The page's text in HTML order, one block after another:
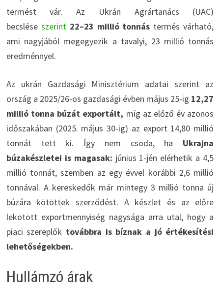
termést vár. Az Ukrán Agrártanács (UAC)
becslése szerint 22–23 millió tonnás termés várható,
ami nagyjából megegyezik a tavalyi, 23 millió tonnás
eredménnyel.
Az ukrán Gazdasági Minisztérium adatai szerint az
ország a 2025/26-os gazdasági évben május 25-ig 12,27
millió tonna búzát exportált, míg az előző év azonos
időszakában (2025. május 30-ig) az export 14,80 millió
tonnát tett ki. Így nem csoda, ha Ukrajna
búzakészletei is magasak: június 1-jén elérhetik a 4,5
millió tonnát, szemben az egy évvel korábbi 2,6 millió
tonnával. A kereskedők már mintegy 3 millió tonna új
búzára kötöttek szerződést. A készlet és az előre
lekötött exportmennyiség nagysága arra utal, hogy a
piaci szereplők továbbra is bíznak a jó értékesítési
lehetőségekben.
Hullámzó árak